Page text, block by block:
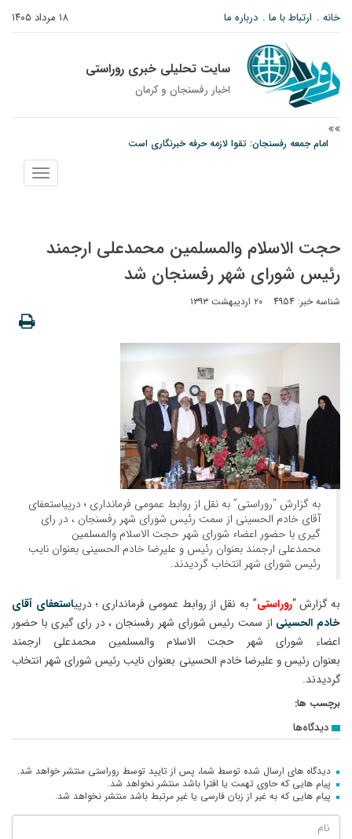
۱۸ مرداد ۱۴۰۵ خانه ارتباط با ما درباره ما
سایت تحلیلی خبری روراستی
اخبار رفسنجان و كرمان
امام جمعه رفسنجان: تقوا لازمه حرفه خبرنگاری است
پیش‌بینی هواشناسی برای استان کرمان؛ از وزش باد و گردوخاک تا رگبار و رعدوبرق
نمایش
منو
حجت الاسلام والمسلمین محمدعلی ارجمند
رئیس شورای شهر رفسنجان شد
شناسه خبر: 4954 ۲۰ اردیبهشت ۱۳۹۳
به گزارش “روراستی” به نقل از روابط عمومی فرمانداری ؛ درپیاستعفای
آقای خادم الحسینی از سمت رئیس شورای شهر رفسنجان ، در رای
گیری با حضور اعضاء شورای شهر حجت الاسلام والمسلمین
محمدعلی ارجمند بعنوان رئیس و علیرضا خادم الحسینی بعنوان نایب
رئیس شورای شهر انتخاب گردیدند.
به گزارش “روراستی” به نقل از روابط عمومی فرمانداری ؛ درپیاستعفای آقای
خادم الحسینی از سمت رئیس شورای شهر رفسنجان ، در رای گیری با حضور
اعضاء شورای شهر حجت الاسلام والمسلمین محمدعلی ارجمند
بعنوان رئیس و علیرضا خادم الحسینی بعنوان نایب رئیس شورای شهر انتخاب
گردیدند.
برچسب ها:
دیدگاه‌ها
دیدگاه های ارسال شده توسط شما، پس از تایید توسط روراستی منتشر خواهد شد.
پیام هایی که حاوی تهمت یا افترا باشد منتشر نخواهد شد.
پیام هایی که به غیر از زبان فارسی یا غیر مرتبط باشد منتشر نخواهد شد.